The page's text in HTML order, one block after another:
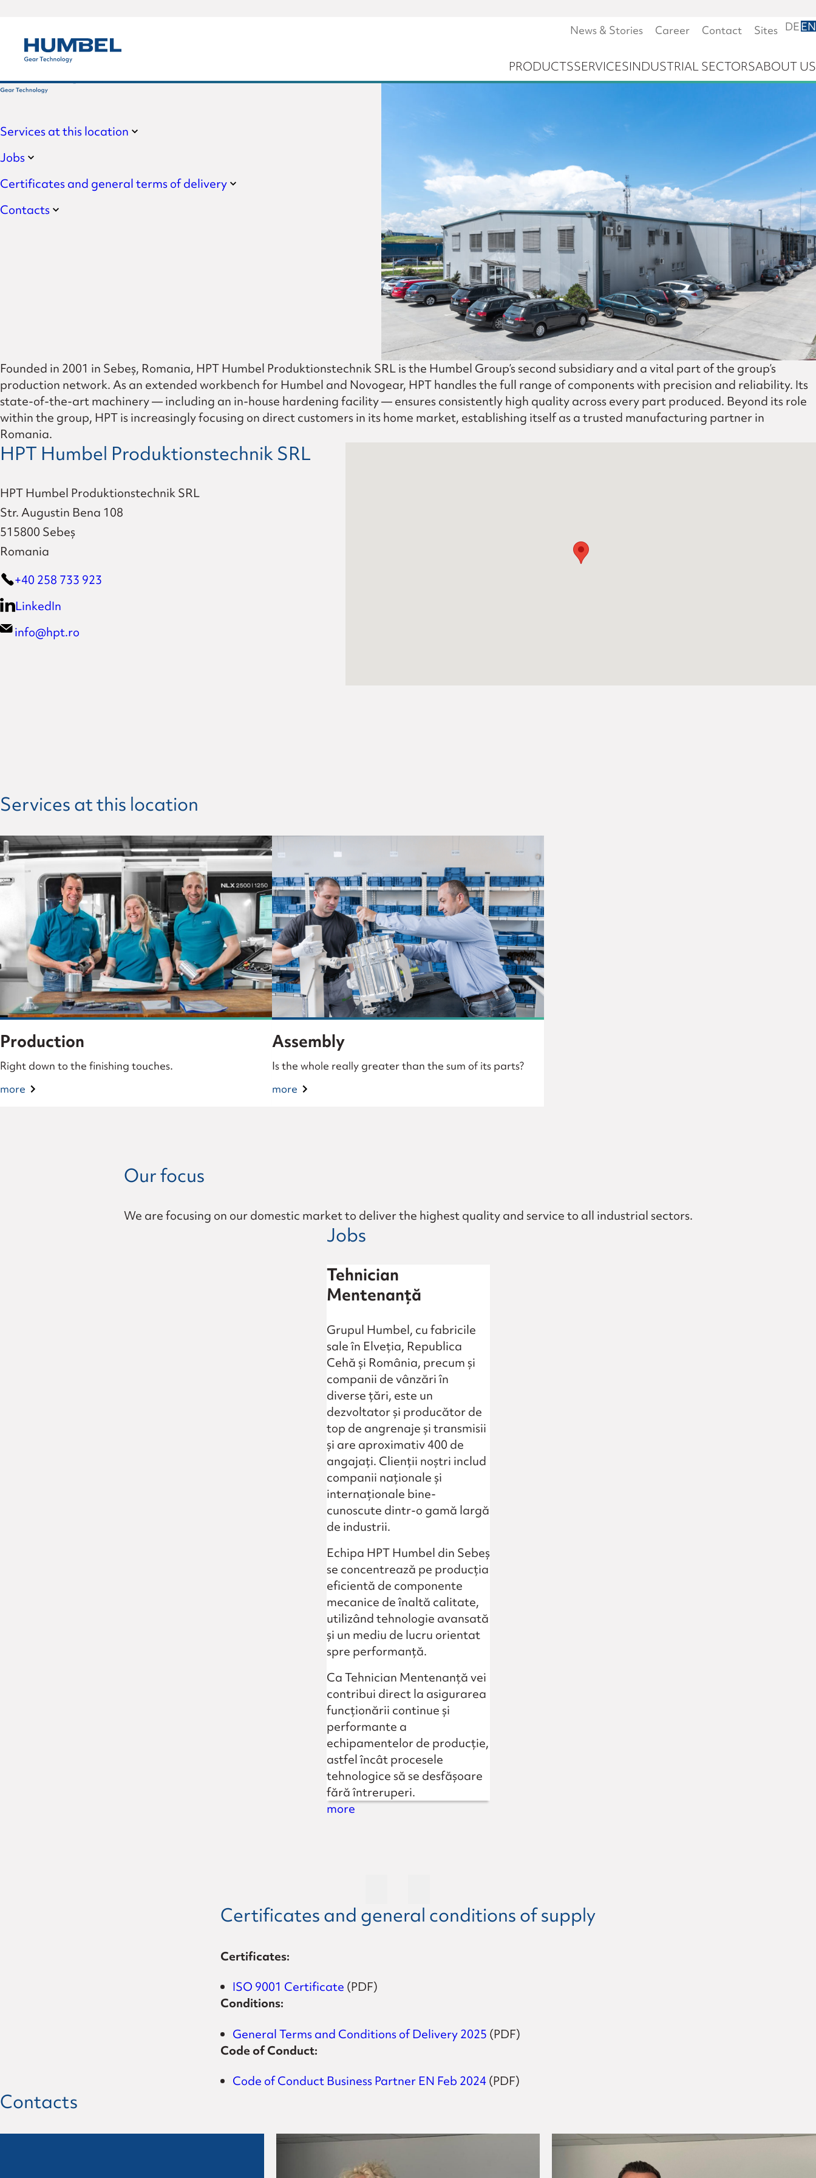
primary
main
Humbel
Gear
Technology
PRODUCTS
Components
SERVICESINDUSTRIAL SECTORS ABOUT US
Our companies
Novogear
Values
History
Services at this location
Jobs
Certificates and general terms of delivery
Contacts
Founded in 2001 in Sebeș, Romania, HPT Humbel Produktionstechnik SRL is the Humbel Group’s second subsidiary and a vital part of the group’s
production network. As an extended workbench for Humbel and Novogear, HPT handles the full range of components with precision and reliability. Its
state-of-the-art machinery — including an in-house hardening facility — ensures consistently high quality across every part produced. Beyond its role
within the group, HPT is increasingly focusing on direct customers in its home market, establishing itself as a trusted manufacturing partner in
Romania.
HPT Humbel Produktionstechnik SRL
HPT Humbel Produktionstechnik SRL
Str. Augustin Bena 108
515800 Sebeș
Romania
+40 258 733 923
LinkedIn
info@hpt.ro
Services at this location
Production
Right down to the finishing touches.
more
Assembly
Is the whole really greater than the sum of its parts?
more
Our focus
We are focusing on our domestic market to deliver the highest quality and service to all industrial sectors.
Jobs
Tehnician
Mentenanță
Grupul Humbel, cu fabricile
sale în Elveția, Republica
Cehă și România, precum și
companii de vânzări în
diverse țări, este un
dezvoltator și producător de
top de angrenaje și transmisii
și are aproximativ 400 de
angajați. Clienții noștri includ
companii naționale și
internaționale bine-
cunoscute dintr-o gamă largă
de industrii.
Echipa HPT Humbel din Sebeș
se concentrează pe producția
eficientă de componente
mecanice de înaltă calitate,
utilizând tehnologie avansată
și un mediu de lucru orientat
spre performanță.
Ca Tehnician Mentenanță vei
contribui direct la asigurarea
funcționării continue și
performante a
echipamentelor de producție,
astfel încât procesele
tehnologice să se desfășoare
fără întreruperi.
more
Certificates and general conditions of supply
Certificates:
ISO 9001 Certificate (PDF)
Conditions:
General Terms and Conditions of Delivery 2025 (PDF)
Code of Conduct:
Code of Conduct Business Partner EN Feb 2024(PDF)
Contacts